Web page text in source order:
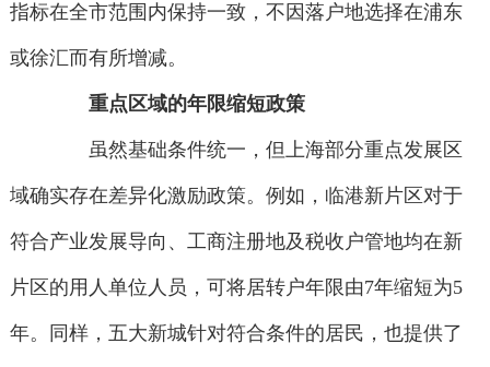
指标在全市范围内保持一致，不因落户地选择在浦东
或徐汇而有所增减。
重点区域的年限缩短政策
虽然基础条件统一，但上海部分重点发展区
域确实存在差异化激励政策。例如，临港新片区对于
符合产业发展导向、工商注册地及税收户管地均在新
片区的用人单位人员，可将居转户年限由7年缩短为5
年。同样，五大新城针对符合条件的居民，也提供了